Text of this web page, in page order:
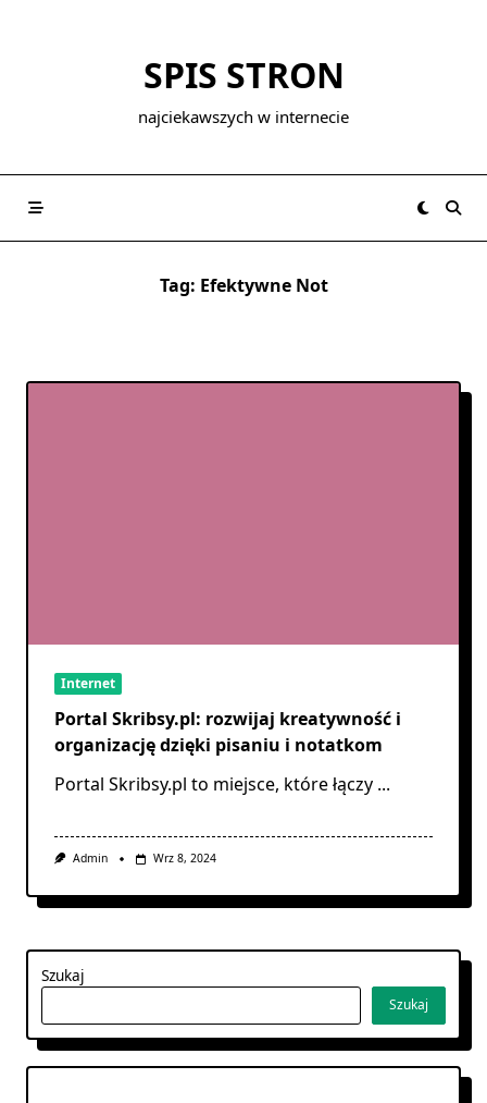
SPIS STRON
najciekawszych w internecie
Tag: Efektywne Not
Internet
Portal Skribsy.pl: rozwijaj kreatywność i
organizację dzięki pisaniu i notatkom
Portal Skribsy.pl to miejsce, które łączy ...
Admin Wrz 8, 2024
Szukaj
Szukaj